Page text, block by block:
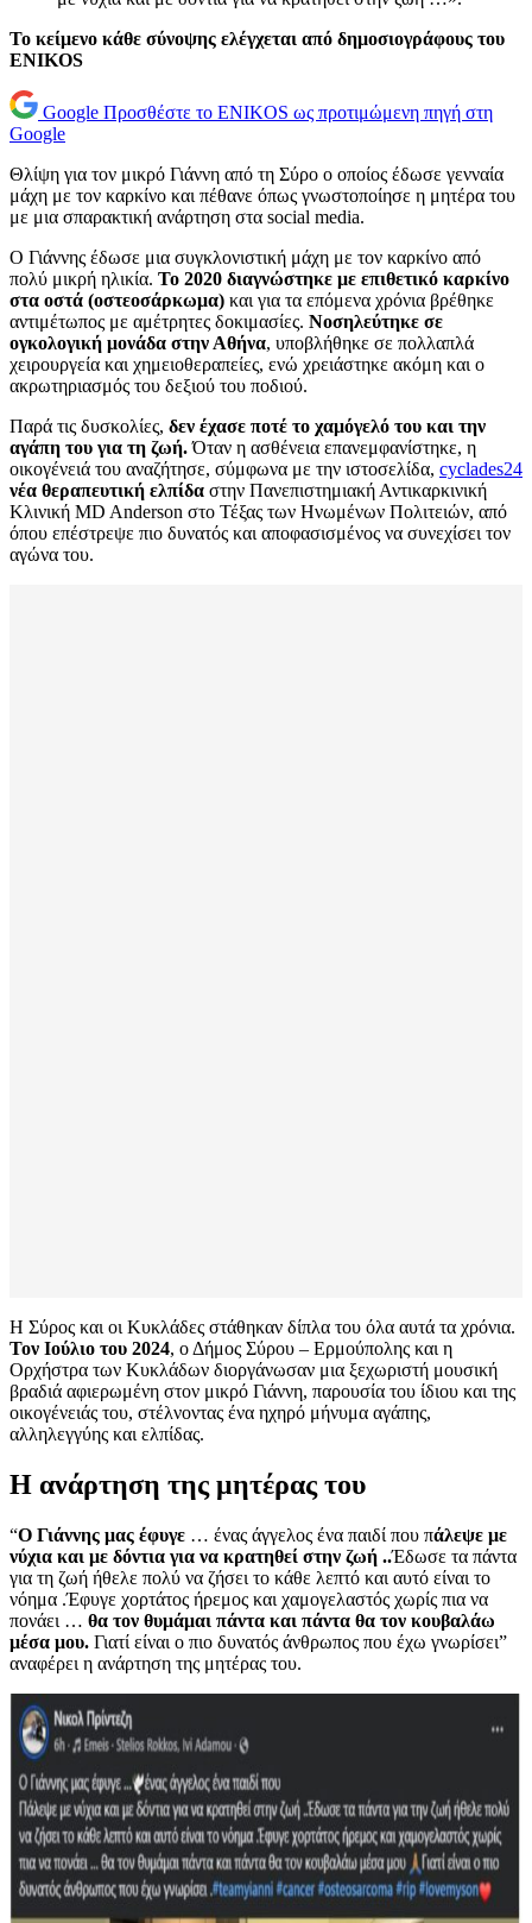
Το κείμενο κάθε σύνοψης ελέγχεται από δημοσιογράφους του
ENIKOS
Google Προσθέστε το ENIKOS ως προτιμώμενη πηγή στη
Google
Θλίψη για τον μικρό Γιάννη από τη Σύρο ο οποίος έδωσε γενναία
μάχη με τον καρκίνο και πέθανε όπως γνωστοποίησε η μητέρα του
με μια σπαρακτική ανάρτηση στα social media.
Ο Γιάννης έδωσε μια συγκλονιστική μάχη με τον καρκίνο από
πολύ μικρή ηλικία. Το 2020 διαγνώστηκε με επιθετικό καρκίνο
στα οστά (οστεοσάρκωμα) και για τα επόμενα χρόνια βρέθηκε
αντιμέτωπος με αμέτρητες δοκιμασίες. Νοσηλεύτηκε σε
ογκολογική μονάδα στην Αθήνα, υποβλήθηκε σε πολλαπλά
χειρουργεία και χημειοθεραπείες, ενώ χρειάστηκε ακόμη και ο
ακρωτηριασμός του δεξιού του ποδιού.
Παρά τις δυσκολίες, δεν έχασε ποτέ το χαμόγελό του και την
αγάπη του για τη ζωή.Όταν η ασθένεια επανεμφανίστηκε, η
οικογένειά του αναζήτησε, σύμφωνα με την ιστοσελίδα, cyclades24
νέα θεραπευτική ελπίδα στην Πανεπιστημιακή Αντικαρκινική
Κλινική MD Anderson στο Τέξας των Ηνωμένων Πολιτειών, από
όπου επέστρεψε πιο δυνατός και αποφασισμένος να συνεχίσει τον
αγώνα του.
Η Σύρος και οι Κυκλάδες στάθηκαν δίπλα του όλα αυτά τα χρόνια.
Τον Ιούλιο του 2024, ο Δήμος Σύρου – Ερμούπολης και η
Ορχήστρα των Κυκλάδων διοργάνωσαν μια ξεχωριστή μουσική
βραδιά αφιερωμένη στον μικρό Γιάννη, παρουσία του ίδιου και της
οικογένειάς του, στέλνοντας ένα ηχηρό μήνυμα αγάπης,
αλληλεγγύης και ελπίδας.
H ανάρτηση της μητέρας του
“Ο Γιάννης μας έφυγε … ένας άγγελος ένα παιδί που πάλεψε με
νύχια και με δόντια για να κρατηθεί στην ζωή ..Έδωσε τα πάντα
για τη ζωή ήθελε πολύ να ζήσει το κάθε λεπτό και αυτό είναι το
νόημα .Έφυγε χορτάτος ήρεμος και χαμογελαστός χωρίς πια να
πονάει … θα τον θυμάμαι πάντα και πάντα θα τον κουβαλάω
μέσα μου. Γιατί είναι ο πιο δυνατός άνθρωπος που έχω γνωρίσει”
αναφέρει η ανάρτηση της μητέρας του.